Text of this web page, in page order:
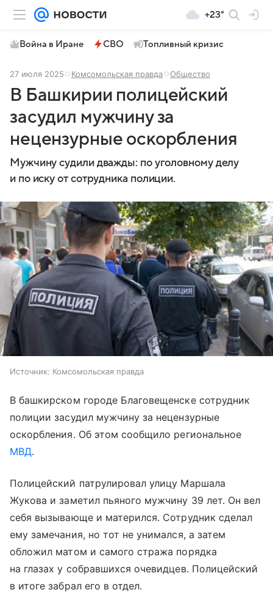
+23°
Война в Иране СВО Топливный кризис
27 июля 2025 Комсомольская правда Общество
В Башкирии полицейский
засудил мужчину за
нецензурные оскорбления
Мужчину судили дважды: по уголовному делу
и по иску от сотрудника полиции.
Источник: Комсомольская правда
В башкирском городе Благовещенске сотрудник
полиции засудил мужчину за нецензурные
оскорбления. Об этом сообщило региональное
МВД.
Полицейский патрулировал улицу Маршала
Жукова и заметил пьяного мужчину 39 лет. Он вел
себя вызывающе и матерился. Сотрудник сделал
ему замечания, но тот не унимался, а затем
обложил матом и самого стража порядка
на глазах у собравшихся очевидцев. Полицейский
в итоге забрал его в отдел.